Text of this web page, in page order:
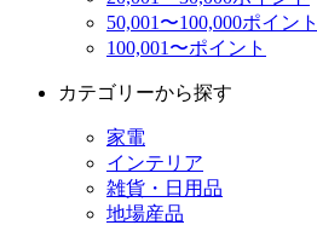
50,001〜100,000ポイント
100,001〜ポイント
カテゴリーから探す
家電
インテリア
雑貨・日用品
地場産品